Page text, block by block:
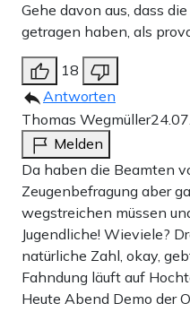
Gehe davon aus, dass
getragen haben, als
18
Antworten
Thomas Wegmüller
Melden
Da haben die Beamten
Zeugenbefragung aber
wegstreichen müssen
Jugendliche! Wieviele?
natürliche Zahl, okay,
Fahndung läuft auf
Heute Abend Demo der